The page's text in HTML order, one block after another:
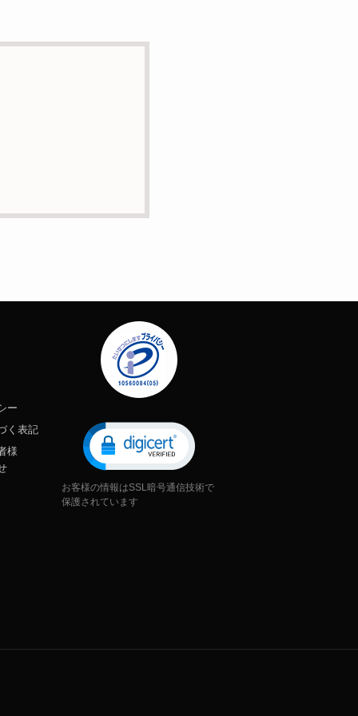
はありません。
務委託の目的で委託す
追加または削除・利用
する個人情報は一切含ま
ー
く表記
様
お客様の情報はSSL暗号通信技術で
保護されています